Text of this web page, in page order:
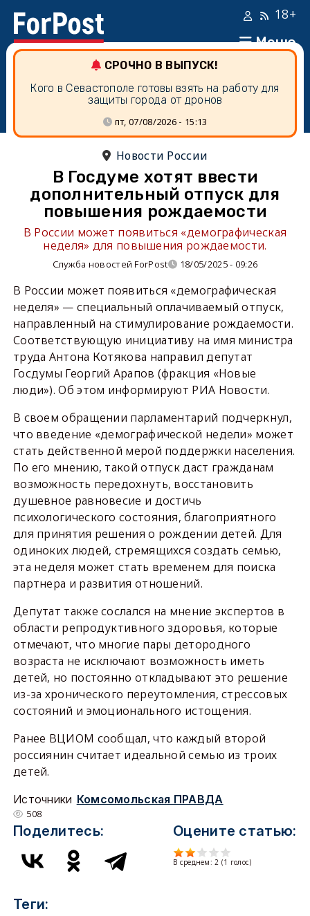
Меню
18+
СРОЧНО В ВЫПУСК!
Кого в Севастополе готовы взять на работу для
защиты города от дронов
пт, 07/08/2026 - 15:13
Новости России
В Госдуме хотят ввести
дополнительный отпуск для
повышения рождаемости
В России может появиться «демографическая
неделя» для повышения рождаемости.
Служба новостей ForPost 18/05/2025 - 09:26
В России может появиться «демографическая
неделя» — специальный оплачиваемый отпуск,
направленный на стимулирование рождаемости.
Соответствующую инициативу на имя министра
труда Антона Котякова направил депутат
Госдумы Георгий Арапов (фракция «Новые
люди»). Об этом информируют РИА Новости.
В своем обращении парламентарий подчеркнул,
что введение «демографической недели» может
стать действенной мерой поддержки населения.
По его мнению, такой отпуск даст гражданам
возможность передохнуть, восстановить
душевное равновесие и достичь
психологического состояния, благоприятного
для принятия решения о рождении детей. Для
одиноких людей, стремящихся создать семью,
эта неделя может стать временем для поиска
партнера и развития отношений.
Депутат также сослался на мнение экспертов в
области репродуктивного здоровья, которые
отмечают, что многие пары детородного
возраста не исключают возможность иметь
детей, но постоянно откладывают это решение
из-за хронического переутомления, стрессовых
состояний и эмоционального истощения.
Ранее ВЦИОМ сообщал, что каждый второй
россиянин считает идеальной семью из троих
детей.
Источники Комсомольская ПРАВДА
508
Поделитесь: Оцените статью:
В среднем:2 (1 голос)
Теги: